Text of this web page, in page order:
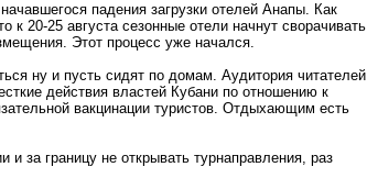
падения загрузки отелей Анапы. Как
к 20-25 августа сезонные отели начнут сворачивать
Этот процесс уже начался.
ну и пусть сидят по домам. Аудитория читателей
действия властей Кубани по отношению к
вакцинации туристов. Отдыхающим есть
за границу не открывать турнаправления, раз